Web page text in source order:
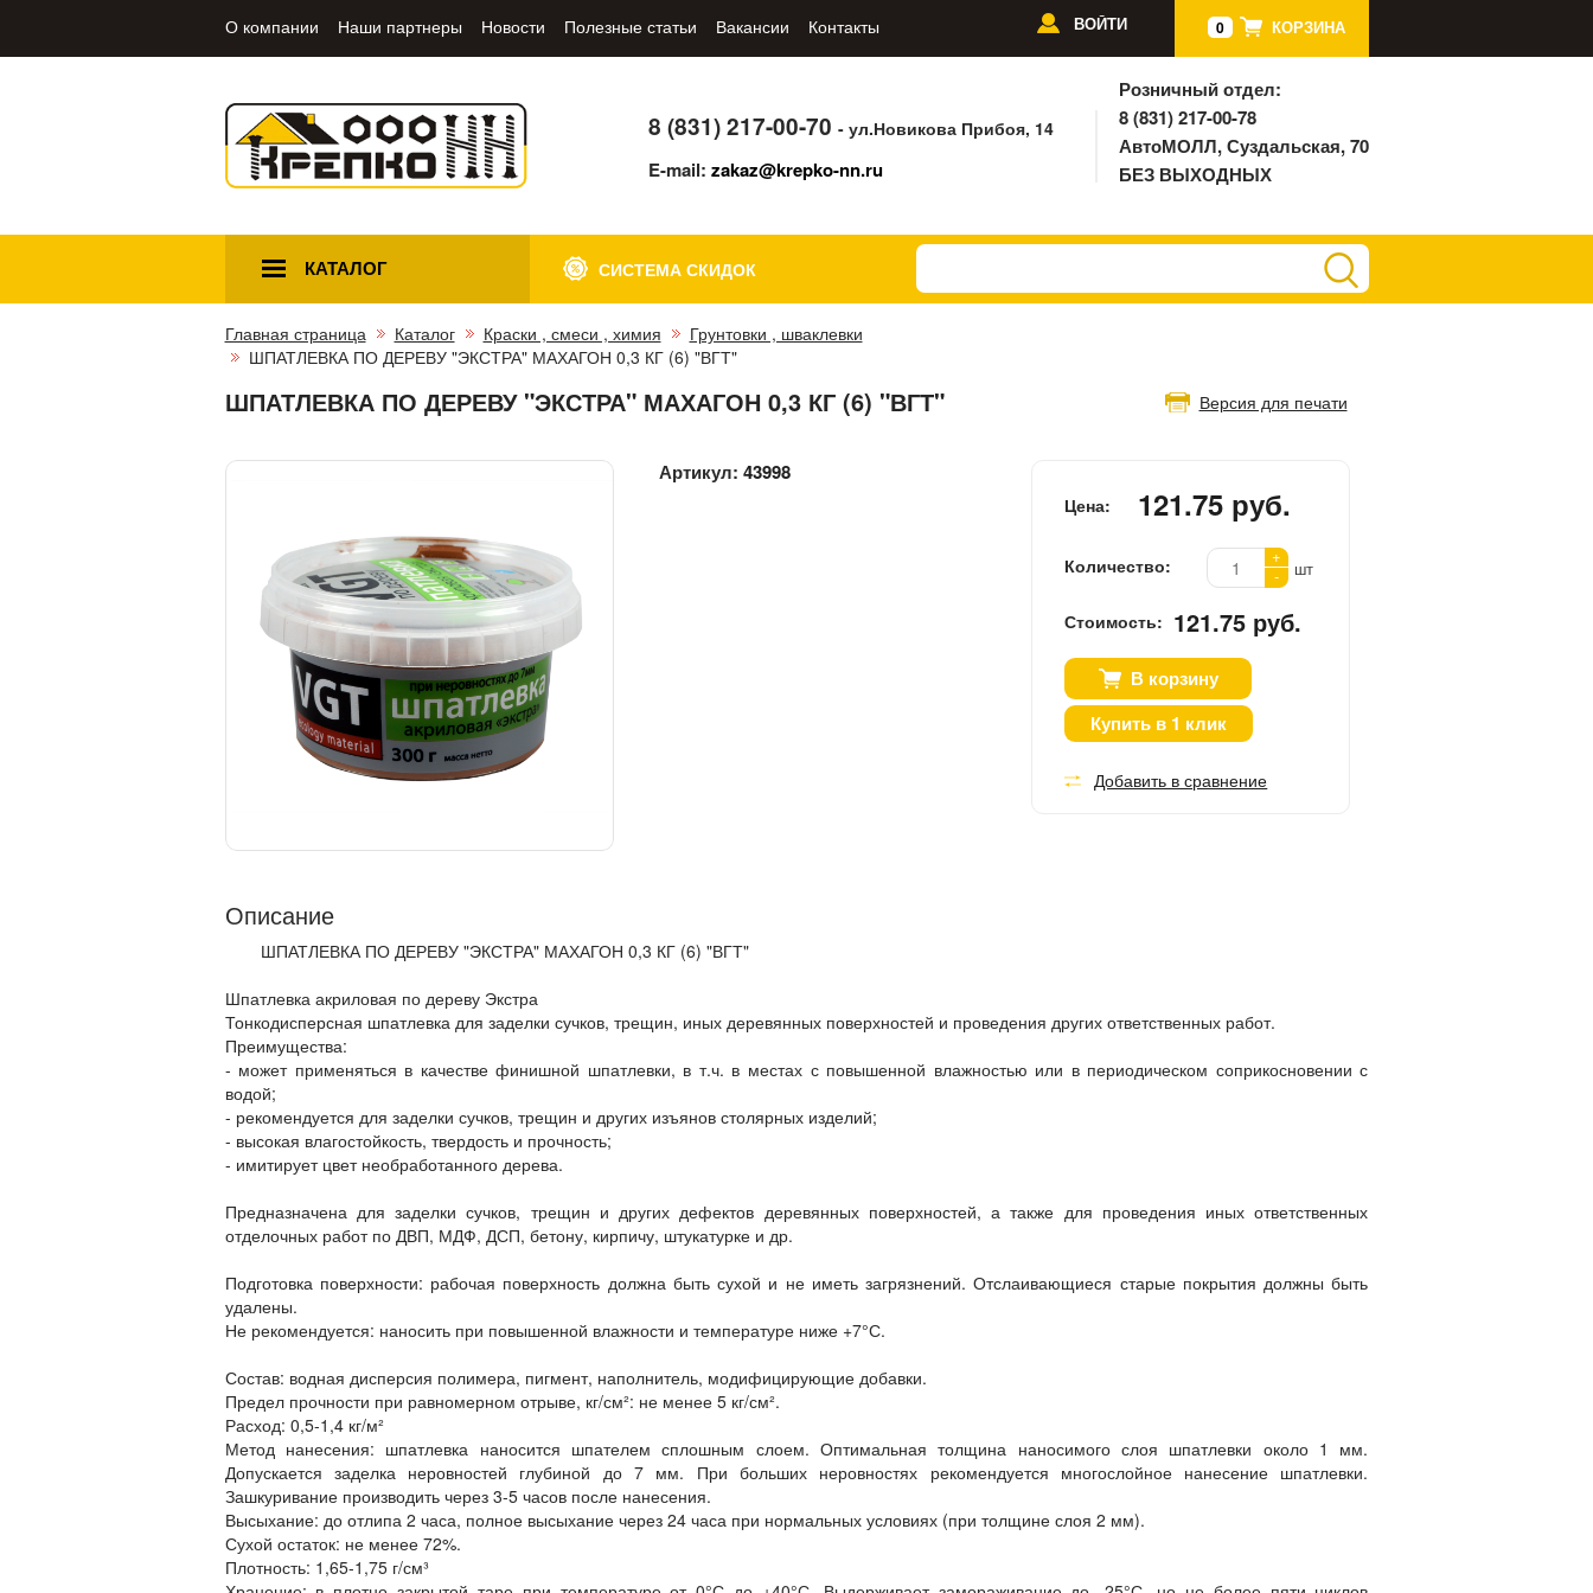
О компании Наши партнеры Новости Полезные статьи Вакансии Контакты 0 КОРЗИНА
ВОЙТИ
8 (831) 217-00-70- ул.Новикова Прибоя, 14
E-mail:zakaz@krepko-nn.ru
Розничный отдел:
8 (831) 217-00-78
АвтоМОЛЛ, Суздальская, 70
БЕЗ ВЫХОДНЫХ
КАТАЛОГ СИСТЕМА СКИДОК
Главная страница Каталог Краски , смеси , химия
Грунтовки , шваклевки
ШПАТЛЕВКА ПО ДЕРЕВУ "ЭКСТРА" МАХАГОН 0,3 КГ (6) "ВГТ"
Версия для печати
ШПАТЛЕВКА ПО ДЕРЕВУ "ЭКСТРА" МАХАГОН 0,3 КГ (6) "ВГТ"
Артикул:43998
Цена: 121.75 руб.
Количество:
+
-
шт
Стоимость: 121.75 руб.
В корзину
Купить в 1 клик
Добавить в сравнение
Описание
ШПАТЛЕВКА ПО ДЕРЕВУ "ЭКСТРА" МАХАГОН 0,3 КГ (6) "ВГТ"
Шпатлевка акриловая по дереву Экстра
Тонкодисперсная шпатлевка для заделки сучков, трещин, иных деревянных поверхностей и проведения других ответственных работ.
Преимущества:
- может применяться в качестве финишной шпатлевки, в т.ч. в местах с повышенной влажностью или в периодическом соприкосновении с
водой;
- рекомендуется для заделки сучков, трещин и других изъянов столярных изделий;
- высокая влагостойкость, твердость и прочность;
- имитирует цвет необработанного дерева.
Предназначена для заделки сучков, трещин и других дефектов деревянных поверхностей, а также для проведения иных ответственных
отделочных работ по ДВП, МДФ, ДСП, бетону, кирпичу, штукатурке и др.
Подготовка поверхности: рабочая поверхность должна быть сухой и не иметь загрязнений. Отслаивающиеся старые покрытия должны быть
удалены.
Не рекомендуется: наносить при повышенной влажности и температуре ниже +7°С.
Состав: водная дисперсия полимера, пигмент, наполнитель, модифицирующие добавки.
Предел прочности при равномерном отрыве, кг/см²: не менее 5 кг/см².
Расход: 0,5-1,4 кг/м²
Метод нанесения: шпатлевка наносится шпателем сплошным слоем. Оптимальная толщина наносимого слоя шпатлевки около 1 мм.
Допускается заделка неровностей глубиной до 7 мм. При больших неровностях рекомендуется многослойное нанесение шпатлевки.
Зашкуривание производить через 3-5 часов после нанесения.
Высыхание: до отлипа 2 часа, полное высыхание через 24 часа при нормальных условиях (при толщине слоя 2 мм).
Сухой остаток: не менее 72%.
Плотность: 1,65-1,75 г/см³